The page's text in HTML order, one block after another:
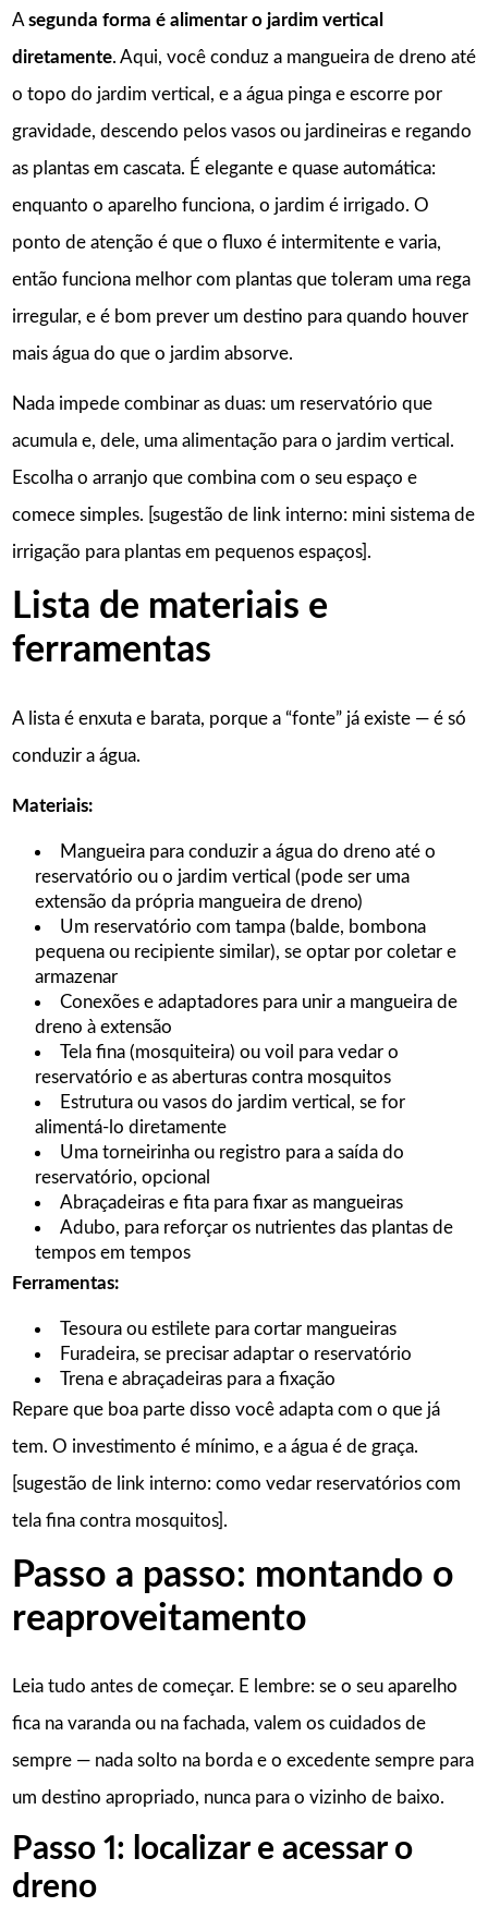
A segunda forma é alimentar o jardim vertical
diretamente. Aqui, você conduz a mangueira de dreno até
o topo do jardim vertical, e a água pinga e escorre por
gravidade, descendo pelos vasos ou jardineiras e regando
as plantas em cascata. É elegante e quase automática:
enquanto o aparelho funciona, o jardim é irrigado. O
ponto de atenção é que o fluxo é intermitente e varia,
então funciona melhor com plantas que toleram uma rega
irregular, e é bom prever um destino para quando houver
mais água do que o jardim absorve.
Nada impede combinar as duas: um reservatório que
acumula e, dele, uma alimentação para o jardim vertical.
Escolha o arranjo que combina com o seu espaço e
comece simples. [sugestão de link interno: mini sistema de
irrigação para plantas em pequenos espaços].
Lista de materiais e
ferramentas
A lista é enxuta e barata, porque a “fonte” já existe — é só
conduzir a água.
Materiais:
Mangueira para conduzir a água do dreno até o
reservatório ou o jardim vertical (pode ser uma
extensão da própria mangueira de dreno)
Um reservatório com tampa (balde, bombona
pequena ou recipiente similar), se optar por coletar e
armazenar
Conexões e adaptadores para unir a mangueira de
dreno à extensão
Tela fina (mosquiteira) ou voil para vedar o
reservatório e as aberturas contra mosquitos
Estrutura ou vasos do jardim vertical, se for
alimentá-lo diretamente
Uma torneirinha ou registro para a saída do
reservatório, opcional
Abraçadeiras e fita para fixar as mangueiras
Adubo, para reforçar os nutrientes das plantas de
tempos em tempos
Ferramentas:
Tesoura ou estilete para cortar mangueiras
Furadeira, se precisar adaptar o reservatório
Trena e abraçadeiras para a fixação
Repare que boa parte disso você adapta com o que já
tem. O investimento é mínimo, e a água é de graça.
[sugestão de link interno: como vedar reservatórios com
tela fina contra mosquitos].
Passo a passo: montando o
reaproveitamento
Leia tudo antes de começar. E lembre: se o seu aparelho
fica na varanda ou na fachada, valem os cuidados de
sempre — nada solto na borda e o excedente sempre para
um destino apropriado, nunca para o vizinho de baixo.
Passo 1: localizar e acessar o
dreno